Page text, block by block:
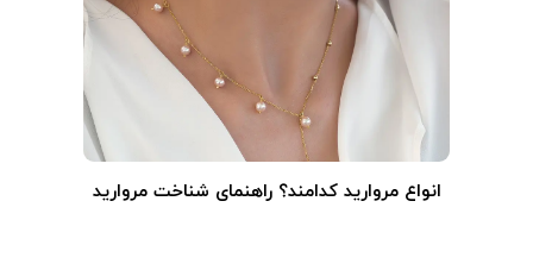
انواع مروارید کدامند؟ راهنمای شناخت مروارید